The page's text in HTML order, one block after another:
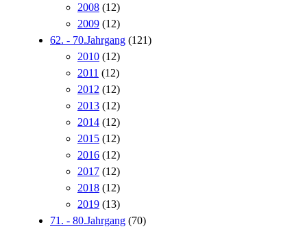
2008 (12)
2009 (12)
62. - 70.Jahrgang (121)
2010 (12)
2011 (12)
2012 (12)
2013 (12)
2014 (12)
2015 (12)
2016 (12)
2017 (12)
2018 (12)
2019 (13)
71. - 80.Jahrgang (70)